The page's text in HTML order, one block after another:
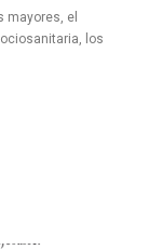
mayores, el
los